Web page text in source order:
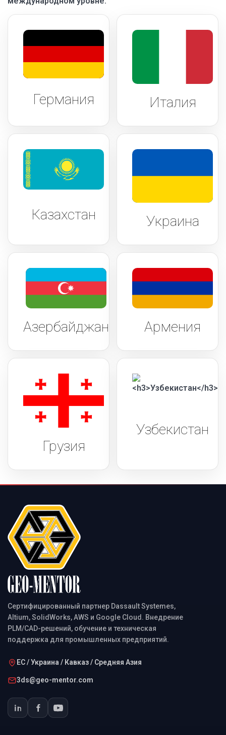
Германия Италия
Казахстан Украина
Азербайджан Армения
Грузия
Узбекистан
Сертифицированный партнер Dassault Systemes,
Altium, SolidWorks, AWS и Google Cloud. Внедрение
PLM/CAD-решений, обучение и техническая
поддержка для промышленных предприятий.
ЕС / Украина / Кавказ / Средняя Азия
3ds@geo-mentor.com